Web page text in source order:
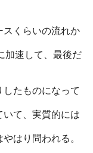
スくらいの流れか
加速して、最後だ
たものになって
いて、実質的には
はり問われる。